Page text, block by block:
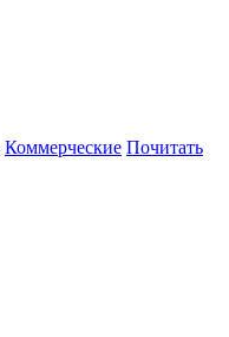
Коммерческие Почитать